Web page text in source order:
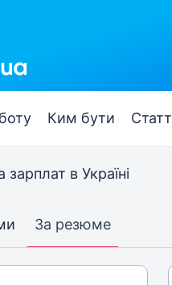
Ким бути
зарплат в Україні
За резюме